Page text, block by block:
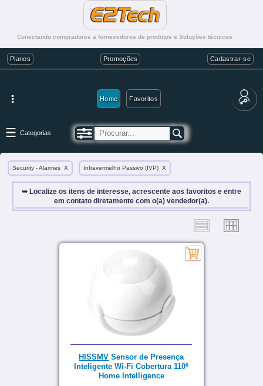
Conectando compradores a fornecedores de produtos e Soluções técnicas
Planos Promoções Cadastrar-se
Home Favoritos
Categorias
Security - Alarmes X Infravermelho Passivo (IVP) X
➥ Localize os itens de interesse, acrescente aos favoritos e entre
em contato diretamente com o(a) vendedor(a).
HISSMV Sensor de Presença
Inteligente Wi-Fi Cobertura 110º
Home Intelligence